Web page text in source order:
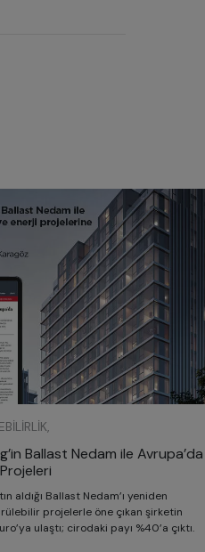
Ballast Nedam ile Avrupa’da
aldığı Ballast Nedam’ı yeniden
projelerle öne çıkan şirketin
ulaştı; cirodaki payı %40’a çıktı.